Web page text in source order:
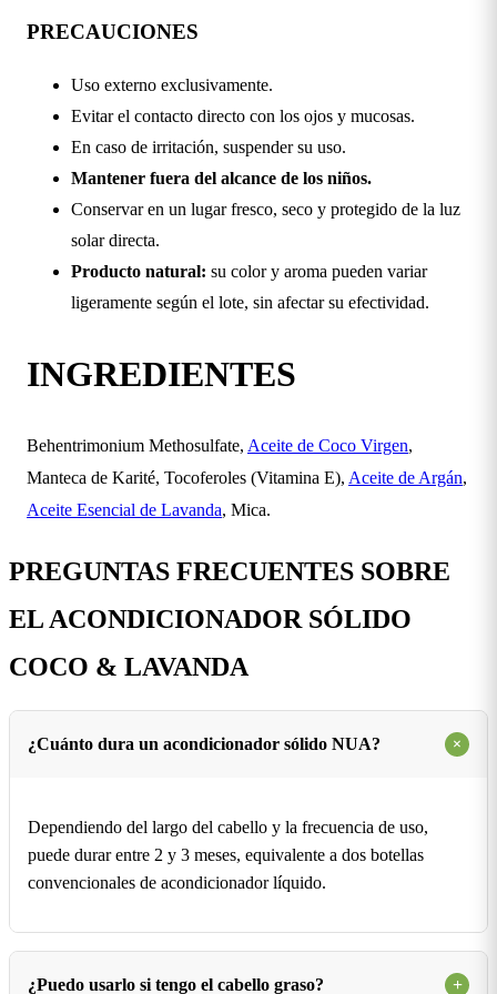
PRECAUCIONES
Uso externo exclusivamente.
Evitar el contacto directo con los ojos y mucosas.
En caso de irritación, suspender su uso.
Mantener fuera del alcance de los niños.
Conservar en un lugar fresco, seco y protegido de la luz
solar directa.
Producto natural: su color y aroma pueden variar
ligeramente según el lote, sin afectar su efectividad.
INGREDIENTES
Behentrimonium Methosulfate, Aceite de Coco Virgen,
Manteca de Karité, Tocoferoles (Vitamina E), Aceite de Argán,
Aceite Esencial de Lavanda, Mica.
PREGUNTAS FRECUENTES SOBRE
EL ACONDICIONADOR SÓLIDO
COCO & LAVANDA
¿Cuánto dura un acondicionador sólido NUA? +
Dependiendo del largo del cabello y la frecuencia de uso,
puede durar entre 2 y 3 meses, equivalente a dos botellas
convencionales de acondicionador líquido.
¿Puedo usarlo si tengo el cabello graso? +